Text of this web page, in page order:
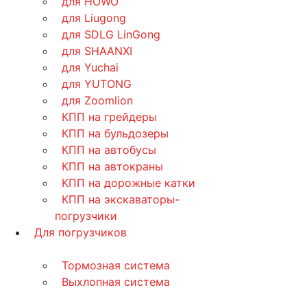
для Liugong
для SDLG LinGong
для SHAANXI
для Yuchai
для YUTONG
для Zoomlion
КПП на грейдеры
КПП на бульдозеры
КПП на автобусы
КПП на автокраны
КПП на дорожные катки
КПП на экскаваторы-
погрузчики
Для погрузчиков
Тормозная система
Выхлопная система